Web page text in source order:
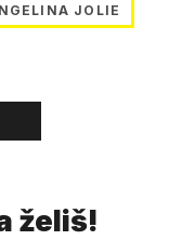
JOLIE
želiš!